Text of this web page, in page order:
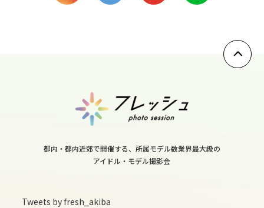
13
14
都内・都内近郊で開催する、所属モデル数業界最大級の
アイドル・モデル撮影会
Tweets by fresh_akiba